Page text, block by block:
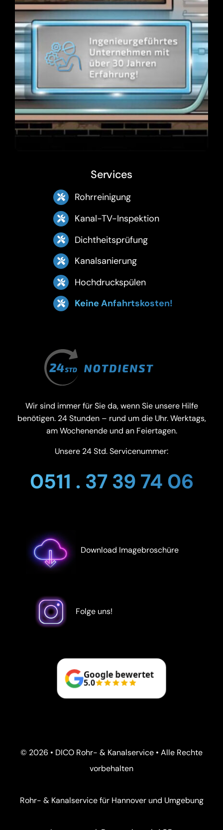
Services
Rohrreinigung
Kanal-TV-Inspektion
Dichtheitsprüfung
Kanalsanierung
Hochdruckspülen
Keine Anfahrtskosten!
Wir sind immer für Sie da, wenn Sie unsere Hilfe
benötigen. 24 Stunden – rund um die Uhr. Werktags,
am Wochenende und an Feiertagen.
Unsere 24 Std. Servicenummer:
0511 . 37 39 74 06
Download Imagebroschüre
Folge uns!
Google bewertet
5.0
© 2026 • DICO Rohr- & Kanalservice • Alle Rechte
vorbehalten
Rohr- & Kanalservice für Hannover und Umgebung